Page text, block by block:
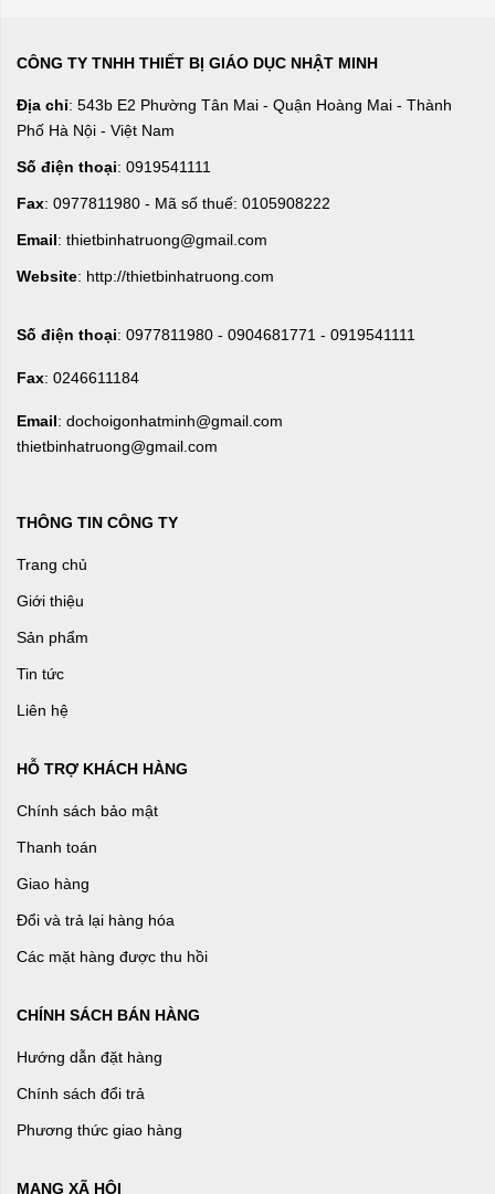
CÔNG TY TNHH THIẾT BỊ GIÁO DỤC NHẬT MINH
Địa chỉ: 543b E2 Phường Tân Mai - Quận Hoàng Mai - Thành
Phố Hà Nội - Việt Nam
Số điện thoại: 0919541111
Fax: 0977811980 - Mã số thuế: 0105908222
Email: thietbinhatruong@gmail.com
Website: http://thietbinhatruong.com
Số điện thoại: 0977811980 - 0904681771 - 0919541111
Fax: 0246611184
Email: dochoigonhatminh@gmail.com
thietbinhatruong@gmail.com
THÔNG TIN CÔNG TY
Trang chủ
Giới thiệu
Sản phẩm
Tin tức
Liên hệ
HỖ TRỢ KHÁCH HÀNG
Chính sách bảo mật
Thanh toán
Giao hàng
Đổi và trả lại hàng hóa
Các mặt hàng được thu hồi
CHÍNH SÁCH BÁN HÀNG
Hướng dẫn đặt hàng
Chính sách đổi trả
Phương thức giao hàng
MẠNG XÃ HỘI